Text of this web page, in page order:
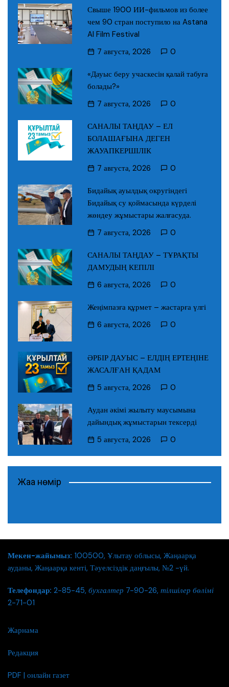
Свыше 1900 ИИ-фильмов из более
чем 90 стран поступило на Astana
AI Film Festival
7 августа, 2026
0
«Дауыс беру учаскесін қалай табуға
болады?»
7 августа, 2026
0
САНАЛЫ ТАҢДАУ – ЕЛ
БОЛАШАҒЫНА ДЕГЕН
ЖАУАПКЕРШІЛІК
7 августа, 2026
0
Бидайық ауылдық округіндегі
Бидайық су қоймасында күрделі
жөндеу жұмыстары жалғасуда.
7 августа, 2026
0
САНАЛЫ ТАҢДАУ – ТҰРАҚТЫ
ДАМУДЫҢ КЕПІЛІ
6 августа, 2026
0
Жеңімпазға құрмет – жастарға үлгі
6 августа, 2026
0
ӘРБІР ДАУЫС – ЕЛДІҢ ЕРТЕҢІНЕ
ЖАСАЛҒАН ҚАДАМ
5 августа, 2026
0
Аудан әкімі жылыту маусымына
дайындық жұмыстарын тексерді
5 августа, 2026
0
Жаңа нөмір
Мекен-жайымыз: 100500, Ұлытау облысы, Жаңаарқа
ауданы, Жаңаарқа кенті, Тәуелсіздік даңғылы, №2 -үй.
Телефондар: 2-85-45, бухгалтер 7-90-26, тілшілер бөлімі
2-71-01
Жарнама
Редакция
PDF | онлайн газет